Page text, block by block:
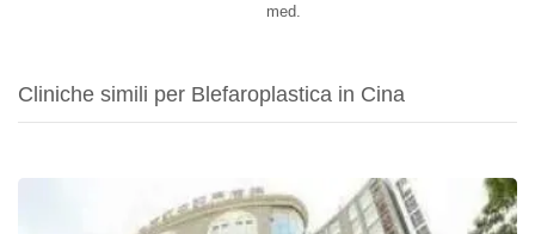
med.
Cliniche simili per Blefaroplastica in Cina